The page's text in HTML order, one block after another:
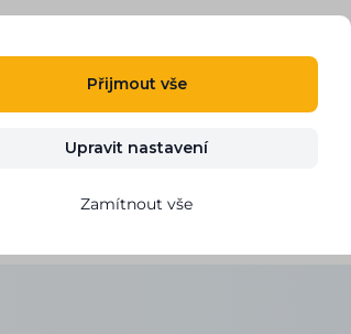
VYZKOUŠET ZDARMA
Přijmout vše
Upravit nastavení
Zamítnout vše